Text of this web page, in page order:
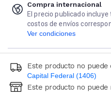
Compra internacional
El precio publicado
costos de envíos
Ver condiciones
Este producto no puede
Capital Federal (1406)
Ingresá código postal (sólo
Este producto no